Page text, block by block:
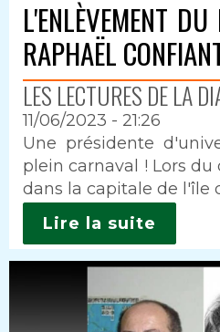
L'ENLÈVEMENT
RAPHAËL
LES LECTURES DE LA
11/06/2023 - 21:26
Intro
Une présidente
plein carnaval ! Lors du
dans la capitale de l'île
Lire la suite